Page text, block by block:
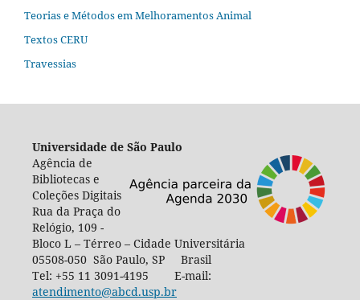
Teorias e Métodos em Melhoramentos Animal
Textos CERU
Travessias
Universidade de São Paulo
Agência de
Bibliotecas e
Coleções Digitais
Rua da Praça do
Relógio, 109 -
Bloco L – Térreo – Cidade Universitária
05508-050 São Paulo, SP Brasil
Tel: +55 11 3091-4195 E-mail:
atendimento@abcd.usp.br